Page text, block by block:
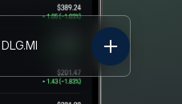
DLG.MI